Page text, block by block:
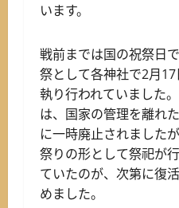
います。
戦前までは国の祝祭日
祭として各神社で2月17
執り行われていました
は、国家の管理を離れ
に一時廃止されました
祭りの形として祭祀が
ていたのが、次第に復
めました。